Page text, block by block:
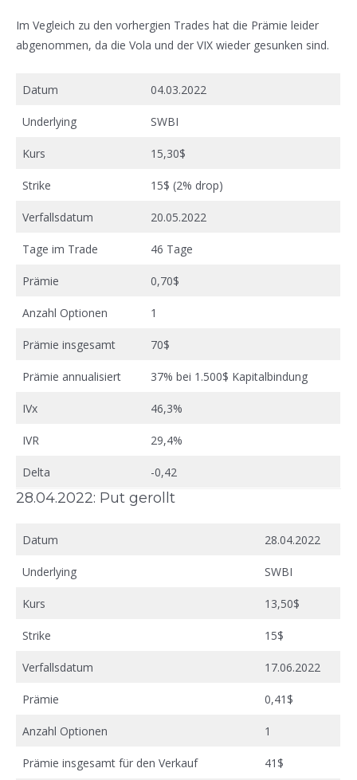
Im Vegleich zu den vorhergien Trades hat die Prämie leider
abgenommen, da die Vola und der VIX wieder gesunken sind.
Datum 04.03.2022
Underlying SWBI
Kurs 15,30$
Strike 15$ (2% drop)
Verfallsdatum 20.05.2022
Tage im Trade 46 Tage
Prämie 0,70$
Anzahl Optionen 1
Prämie insgesamt 70$
Prämie annualisiert 37% bei 1.500$ Kapitalbindung
IVx 46,3%
IVR 29,4%
Delta -0,42
28.04.2022: Put gerollt
Datum 28.04.2022
Underlying SWBI
Kurs 13,50$
Strike 15$
Verfallsdatum 17.06.2022
Prämie 0,41$
Anzahl Optionen 1
Prämie insgesamt für den Verkauf 41$